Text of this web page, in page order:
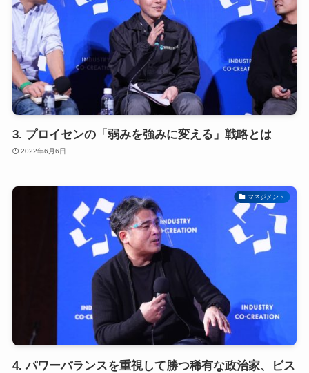
3. プロイセンの「弱みを強みに変える」戦略とは
2022年6月6日
マネジメント
4. パワーバランスを重視して勝つ稀有な政治家、ビス